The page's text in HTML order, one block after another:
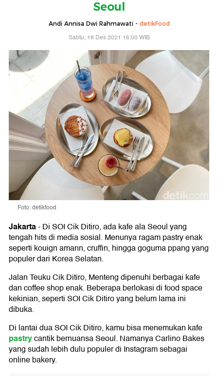
Seoul
Andi Annisa Dwi Rahmawati - detikFood
Sabtu, 18 Des 2021 16:00 WIB
Foto: detikfood
Jakarta-Di SOI Cik Ditiro, ada kafe ala Seoul yang
tengah hits di media sosial. Menunya ragam pastry enak
seperti kouign amann, cruffin, hingga goguma ppang yang
populer dari Korea Selatan.
Jalan Teuku Cik Ditiro, Menteng dipenuhi berbagai kafe
dan coffee shop enak. Beberapa berlokasi di food space
kekinian, seperti SOI Cik Ditiro yang belum lama ini
dibuka.
Di lantai dua SOI Cik Ditiro, kamu bisa menemukan kafe
pastrycantik bernuansa Seoul. Namanya Carlino Bakes
yang sudah lebih dulu populer di Instagram sebagai
online bakery.